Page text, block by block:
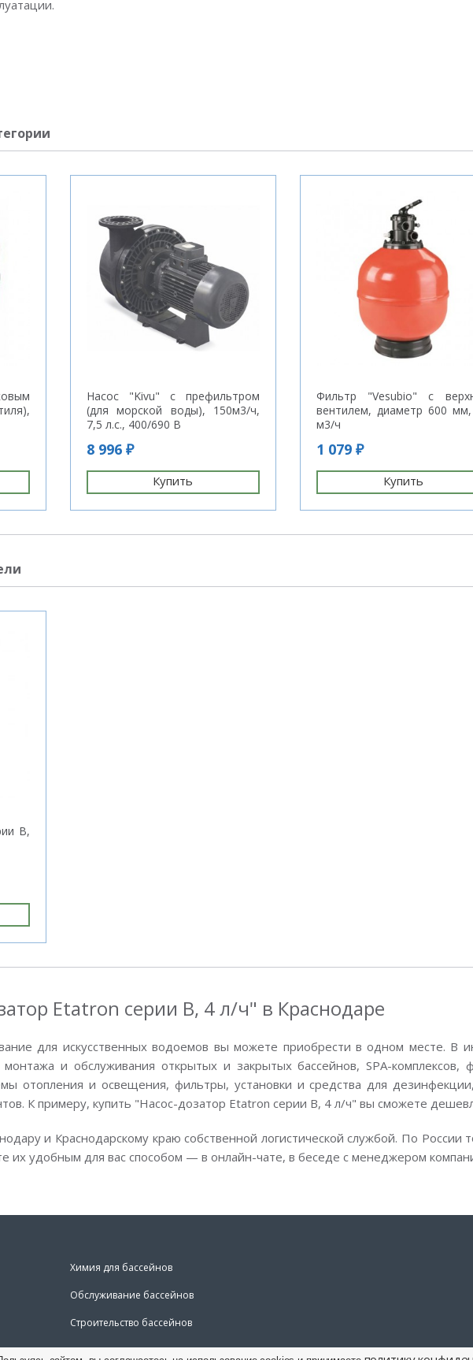
Насос "Kivu" с префильтром
(для морской воды), 150м3/ч,
7,5 л.с., 400/690 В
8 996 ₽
Купить
Фильтр "Vesubio" с
вентилем, диаметр 600
м3/ч
1 079 ₽
Купить
B,
Etatron серии B, 4 л/ч" в Краснодаре
для искусственных водоемов вы можете приобрести в одном месте. В
и обслуживания открытых и закрытых бассейнов, SPA-комплексов,
отопления и освещения, фильтры, установки и средства для
К примеру, купить "Насос-дозатор Etatron серии B, 4 л/ч" вы сможете
и Краснодарскому краю собственной логистической службой. По России
их удобным для вас способом — в онлайн-чате, в беседе с менеджером
Химия для бассейнов
Обслуживание бассейнов
Строительство бассейнов